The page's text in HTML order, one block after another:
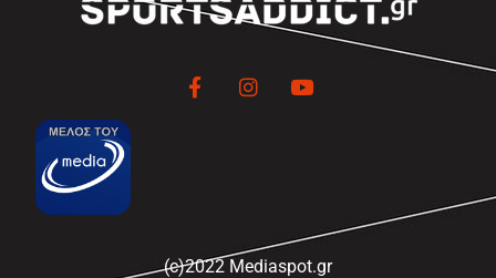
(c)2022 Mediaspot.gr